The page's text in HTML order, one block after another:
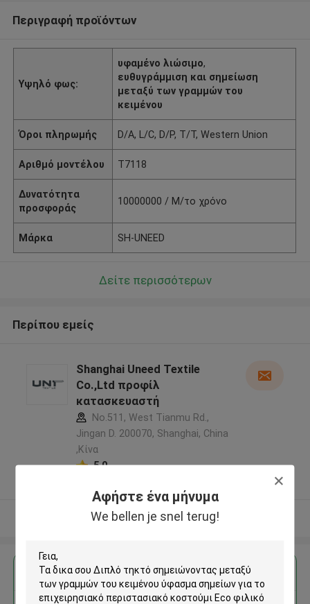
Αφήστε ένα μήνυμα
We bellen je snel terug!
Περιγραφή προϊόντων
Υψηλό φως:
υφαμένο λιώσιμο,
ευθυγράμμιση και σημείωση
μεταξύ των γραμμών του
κειμένου
Όροι πληρωμής D/A, L/C, D/P, T/T, Western Union
Αριθμό μοντέλου T7118
Δυνατότητα
προσφοράς
10000000 / Μ/το χρόνο
Μάρκα SH-UNEED
Δείτε περισσότερων
Περίπου εμείς
Shanghai Uneed Textile
Co.,Ltd προφίλ
κατασκευαστή
No.511, West Tianmu Rd.,
Jingan D. 200070, Shanghai, China
,Κίνα
5.0
Δείτε περισσότερων
Αποκτήστε την καλύτερη τιμή για